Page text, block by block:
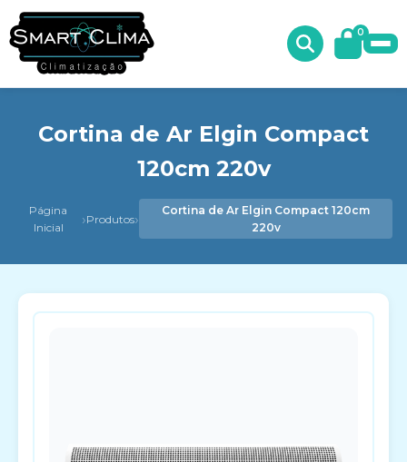
0
Cortina de Ar Elgin Compact
120cm 220v
Página
Inicial
›Produtos›
Cortina de Ar Elgin Compact 120cm
220v